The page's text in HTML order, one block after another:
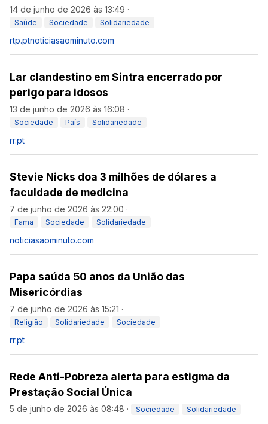
14 de junho de 2026 às 13:49 ·
Saúde Sociedade Solidariedade
rtp.ptnoticiasaominuto.com
Lar clandestino em Sintra encerrado por
perigo para idosos
13 de junho de 2026 às 16:08 ·
Sociedade País Solidariedade
rr.pt
Stevie Nicks doa 3 milhões de dólares a
faculdade de medicina
7 de junho de 2026 às 22:00 ·
Fama Sociedade Solidariedade
noticiasaominuto.com
Papa saúda 50 anos da União das
Misericórdias
7 de junho de 2026 às 15:21 ·
Religião Solidariedade Sociedade
rr.pt
Rede Anti-Pobreza alerta para estigma da
Prestação Social Única
5 de junho de 2026 às 08:48 · Sociedade Solidariedade